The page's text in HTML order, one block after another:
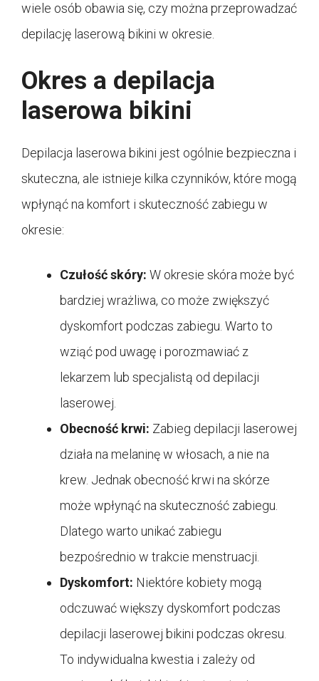
wiele osób obawia się, czy można przeprowadzać
depilację laserową bikini w okresie.
Okres a depilacja
laserowa bikini
Depilacja laserowa bikini jest ogólnie bezpieczna i
skuteczna, ale istnieje kilka czynników, które mogą
wpłynąć na komfort i skuteczność zabiegu w
okresie:
Czułość skóry: W okresie skóra może być
bardziej wrażliwa, co może zwiększyć
dyskomfort podczas zabiegu. Warto to
wziąć pod uwagę i porozmawiać z
lekarzem lub specjalistą od depilacji
laserowej.
Obecność krwi: Zabieg depilacji laserowej
działa na melaninę w włosach, a nie na
krew. Jednak obecność krwi na skórze
może wpłynąć na skuteczność zabiegu.
Dlatego warto unikać zabiegu
bezpośrednio w trakcie menstruacji.
Dyskomfort: Niektóre kobiety mogą
odczuwać większy dyskomfort podczas
depilacji laserowej bikini podczas okresu.
To indywidualna kwestia i zależy od